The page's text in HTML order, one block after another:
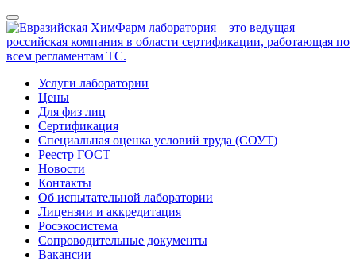
Услуги лаборатории
Цены
Для физ лиц
Сертификация
Специальная оценка условий труда (СОУТ)
Реестр ГОСТ
Новости
Контакты
Об испытательной лаборатории
Лицензии и аккредитация
Росэкосистема
Сопроводительные документы
Вакансии